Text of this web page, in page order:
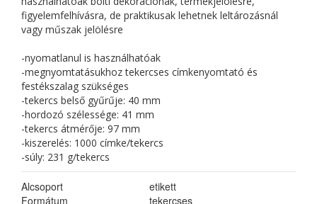
figyelemfelhívásra, de praktikusak lehetnek leltározásnál
vagy műszak jelölésre
-nyomatlanul is használhatóak
-megnyomtatásukhoz tekercses címkenyomtató és
festékszalag szükséges
-tekercs belső gyűrűje: 40 mm
-hordozó szélessége: 41 mm
-tekercs átmérője: 97 mm
-kiszerelés: 1000 címke/tekercs
-súly: 231 g/tekercs
Alcsoport
etikett
Formátum
tekercses